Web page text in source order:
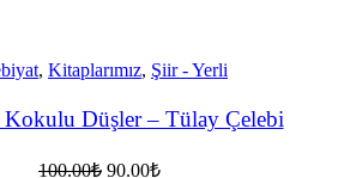
, Kitaplarımız, Şiir - Yerli
Kokulu Düşler – Tülay Çelebi
100.00₺ Orijinal
90.00₺Şu